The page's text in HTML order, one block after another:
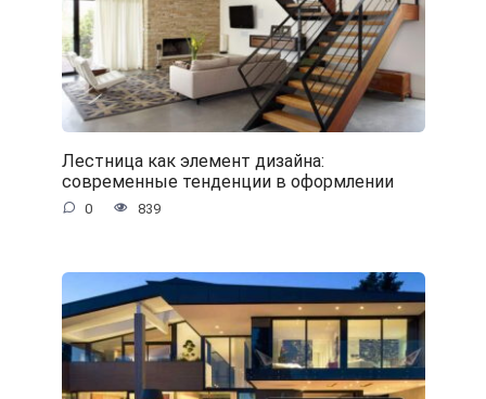
Лестница как элемент дизайна:
современные тенденции в оформлении
0 839